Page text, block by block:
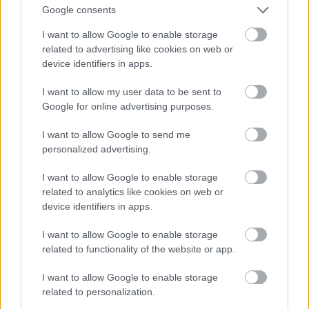
Google consents
I want to allow Google to enable storage
related to advertising like cookies on web or
device identifiers in apps.
I want to allow my user data to be sent to
Google for online advertising purposes.
I want to allow Google to send me
personalized advertising.
I want to allow Google to enable storage
related to analytics like cookies on web or
device identifiers in apps.
I want to allow Google to enable storage
related to functionality of the website or app.
I want to allow Google to enable storage
related to personalization.
εντοιχισμένο σε έναν βυζαντινό πύργο (ναι, κι
όμως). Ο τοίχος διαλύθηκε για να βγει το τρόπαιο,
το οποίο σήμερα βρίσκεται στο Αρχαιολογικό
το αντίγραφό του –και με λίγη εξερευνητική
διάθεση θα βρεις και τα απομεινάρια του πύργου,
την ενδιαφέρουσα ιστορία του οποίου έχει εδώ
Kastra.eu. Η πρόσβαση στον χώρο είναι
ελεύθερη, δεν υπάρχει ωράριο, ούτε εισιτήριο.
Το Αρχαιολογικό Μουσείο Μαραθώνα
Πέρα από το αυθεντικό Τρόπαιο, στο ιδιαίτερα
αξιόλογο Αρχαιολογικό Μουσείο του Μαραθώνα
θα δεις και τον τύμβο των Πλαταιέων που